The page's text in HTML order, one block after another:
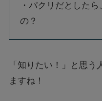
・パクリだとした
の？
「知りたい！」と思
ますね！